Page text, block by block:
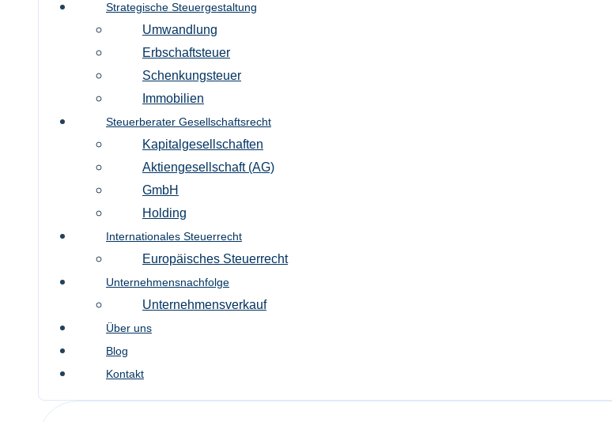
Strategische Steuergestaltung
Umwandlung
Erbschaftsteuer
Schenkungsteuer
Immobilien
Steuerberater Gesellschaftsrecht
Kapitalgesellschaften
Aktiengesellschaft (AG)
GmbH
Holding
Internationales Steuerrecht
Europäisches Steuerrecht
Unternehmensnachfolge
Unternehmensverkauf
Über uns
Blog
Kontakt